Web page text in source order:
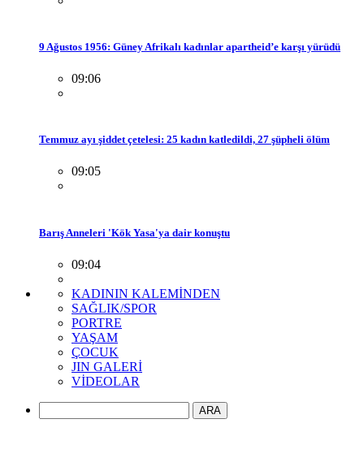
9 Ağustos 1956: Güney Afrikalı kadınlar apartheid’e karşı yürüdü
09:06
Temmuz ayı şiddet çetelesi: 25 kadın katledildi, 27 şüpheli ölüm
09:05
Barış Anneleri 'Kök Yasa'ya dair konuştu
09:04
KADININ KALEMİNDEN
SAĞLIK/SPOR
PORTRE
YAŞAM
ÇOCUK
JIN GALERİ
VİDEOLAR
ARA